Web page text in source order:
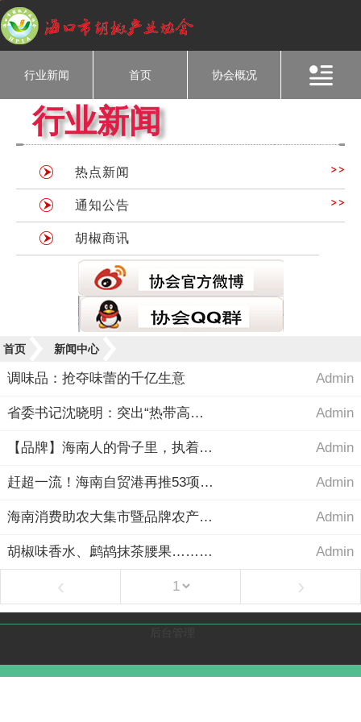
行业新闻 首页 协会概况
行业新闻
热点新闻
通知公告
胡椒商讯
首页 新闻中心
调味品：抢夺味蕾的千亿生意 Admin
省委书记沈晓明：突出“热带高效”鲜明特色实施乡村产业发展行动 Admin
【品牌】海南人的骨子里，执着一口“胡椒香” Admin
赶超一流！海南自贸港再推53项改革举措 Admin
海南消费助农大集市暨品牌农产品推介活动在海口举行 Admin
胡椒味香水、鹧鸪抹茶腰果……海南潮流农货来了！ Admin
‹ ›